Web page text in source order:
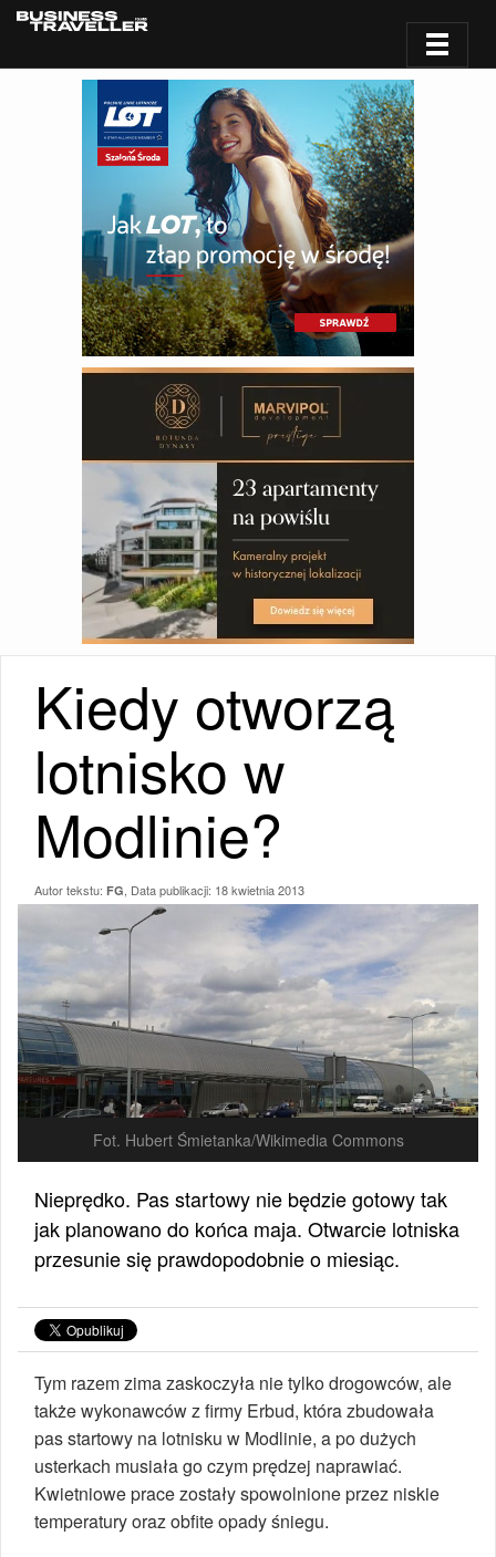
Kiedy otworzą
lotnisko w
Modlinie?
Autor tekstu: FG , Data publikacji: 18 kwietnia 2013
Fot. Hubert Śmietanka/Wikimedia Commons
Nieprędko. Pas startowy nie będzie gotowy tak
jak planowano do końca maja. Otwarcie lotniska
przesunie się prawdopodobnie o miesiąc.
Tym razem zima zaskoczyła nie tylko drogowców, ale
także wykonawców z firmy Erbud, która zbudowała
pas startowy na lotnisku w Modlinie, a po dużych
usterkach musiała go czym prędzej naprawiać.
Kwietniowe prace zostały spowolnione przez niskie
temperatury oraz obfite opady śniegu.